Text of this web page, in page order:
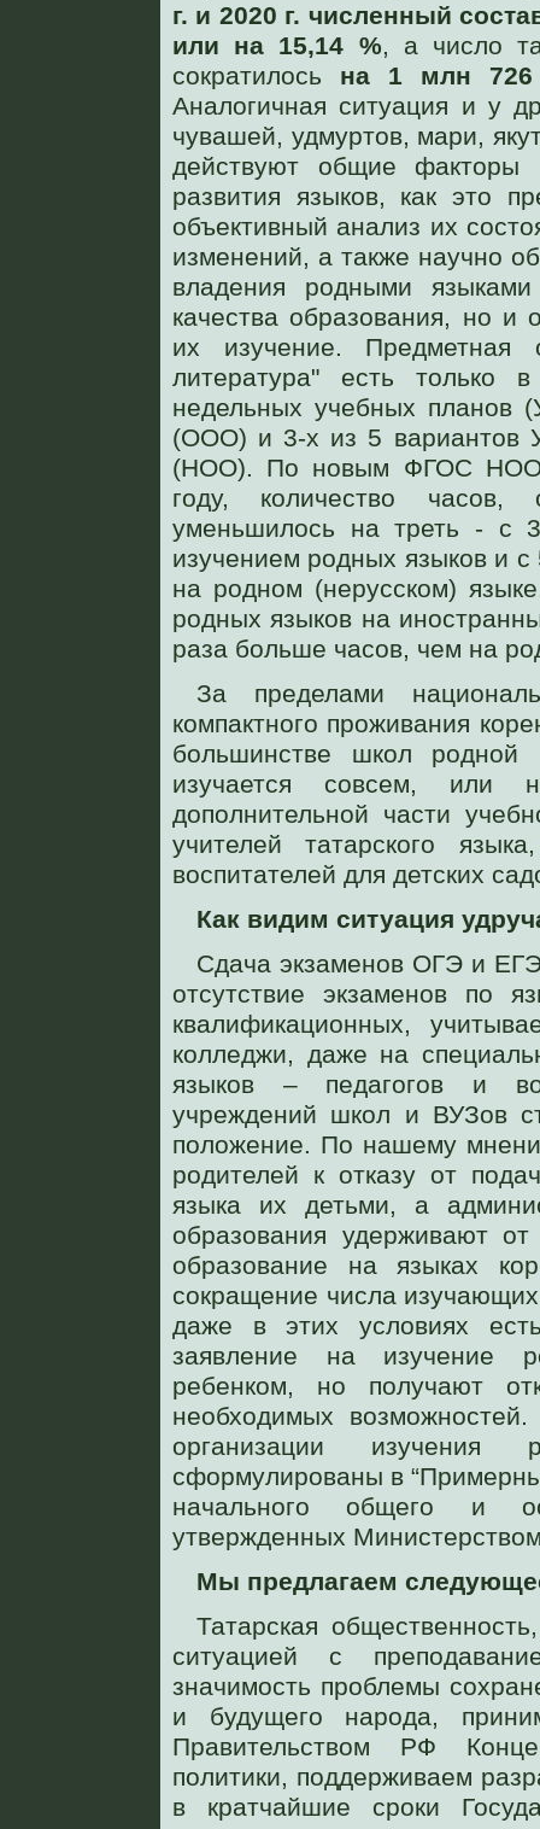
г. и 2020 г. численный
или на 15,14 %, а число
сократилось на 1 млн 726
Аналогичная ситуация и у
чувашей, удмуртов, мари,
действуют общие
развития языков, как это
объективный анализ их
изменений, а также научно
владения родными
качества образования, но и
их изучение.
литература" есть только
недельных учебных планов
(ООО) и 3-х из 5 вариантов
(НОО). По новым ФГОС
году, количество часов,
уменьшилось на треть - с
изучением родных языков и
на родном (нерусском)
родных языков на
раза больше часов, чем на
За пределами
компактного проживания
большинстве школ родной
изучается совсем,
дополнительной части
учителей татарского
воспитателей для детских
Как видим ситуация
Сдача экзаменов ОГЭ и
отсутствие экзаменов по
квалификационных,
колледжи, даже на
языков – педагогов и
учреждений школ и ВУЗов
положение. По нашему
родителей к отказу от
языка их детьми, а
образования удерживают
образование на языках
сокращение числа
даже в этих условиях
заявление на изучение
ребенком, но получают
необходимых
организации
сформулированы в
начального общего и
утвержденных
Мы предлагаем
Татарская
ситуацией с
значимость проблемы
и будущего народа,
Правительством РФ
политики, поддерживаем
в кратчайшие сроки